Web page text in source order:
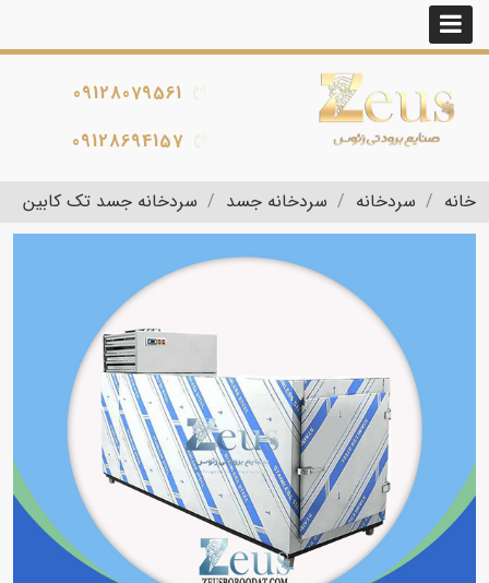
09128079561
09128694157
خانه سردخانه سردخانه جسد سردخانه جسد تک کابین